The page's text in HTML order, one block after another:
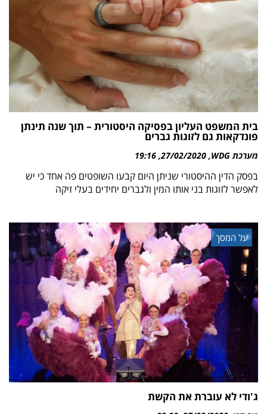
בית המשפט העליון בפסיקה היסטורית – תוך שנה תינתן
פונדקאות גם לזוגות גברים
מערכת WDG 27/02/2020
19:16
בפסק הדין ההיסטורי שניתן היום קבעו השופטים פה אחד כי יש
לאפשר לזוגות בני אותו המין ולגברים יחידים בעלי זיקה
על המסך
ג'ודי לא עוברת את הקשת